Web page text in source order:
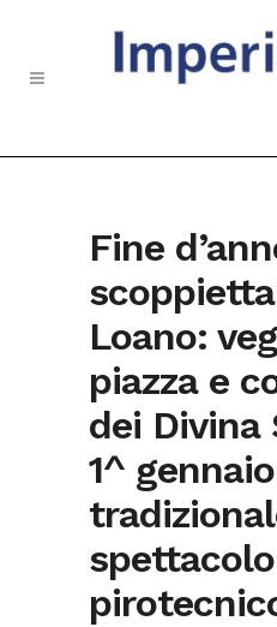
Fine
Loano:
piazza e
dei Divina
1^
spettacolo